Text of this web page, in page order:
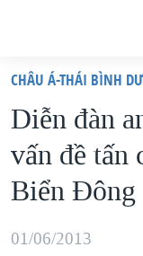
truy
cập
Tới
nội
chính
VIỆT NAM
HOA KỲ
BIỂN ĐÔNG
THẾ GIỚI
CHÂU Á-THÁI BÌNH
Diễn đàn
vấn đề tấn
Biển Đông
01/06/2013